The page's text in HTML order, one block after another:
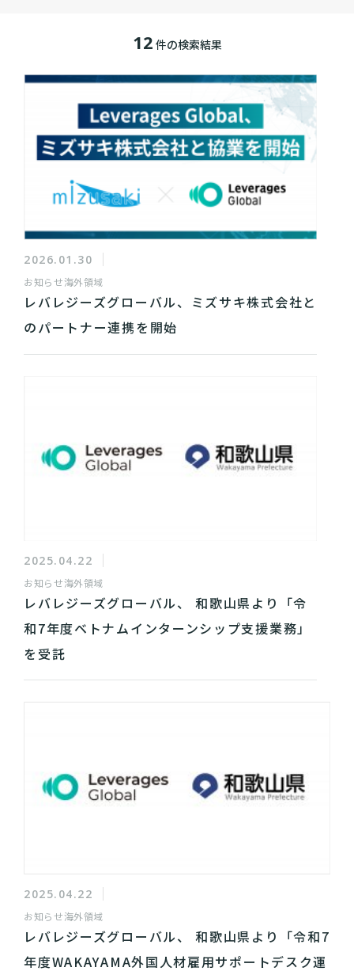
12 件の検索結果
2026.01.30
お知らせ海外領域
レバレジーズグローバル、ミズサキ株式会社と
のパートナー連携を開始
2025.04.22
お知らせ海外領域
レバレジーズグローバル、 和歌山県より「令
和7年度ベトナムインターンシップ支援業務」
を受託
2025.04.22
お知らせ海外領域
レバレジーズグローバル、 和歌山県より「令和7
年度WAKAYAMA外国人材雇用サポートデスク運